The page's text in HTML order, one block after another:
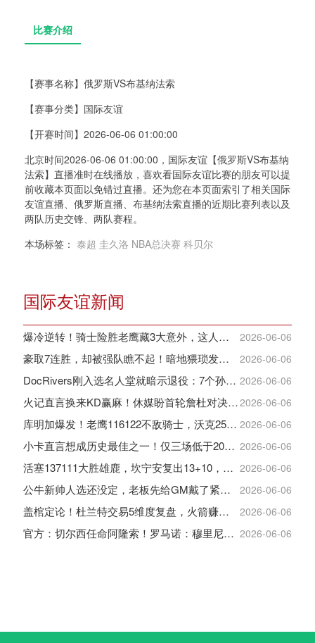
比赛介绍
【赛事名称】 俄罗斯VS布基纳法索
【赛事分类】 国际友谊
【开赛时间】 2026-06-06 01:00:00
北京时间2026-06-06 01:00:00，国际友谊【俄罗斯VS布基纳
法索】直播准时在线播放，喜欢看国际友谊比赛的朋友可以提
前收藏本页面以免错过直播。还为您在本页面索引了相关国际
友谊直播、俄罗斯直播、布基纳法索直播的近期比赛列表以及
两队历史交锋、两队赛程。
本场标签： 泰超 圭久洛 NBA总决赛 科贝尔
国际友谊新闻
爆冷逆转！骑士险胜老鹰藏3大意外，这人彻底沦为季后赛鸡肋 2026-06-06
豪取7连胜，却被强队瞧不起！暗地猥琐发育，雷霆卫冕的劲敌来了 2026-06-06
DocRivers刚入选名人堂就暗示退役：7个孙辈等不起了 2026-06-06
火记直言换来KD赢麻！休媒盼首轮詹杜对决：湖人内部生嫌隙利火箭2026-06-06
库明加爆发！老鹰116122不敌骑士，沃克25+4+2+2，约翰逊12+11+6 2026-06-06
小卡直言想成历史最佳之一！仅三场低于20+入巅峰保底最佳三阵 2026-06-06
活塞137111大胜雄鹿，坎宁安复出13+10，杜伦21分9板 2026-06-06
公牛新帅人选还没定，老板先给GM戴了紧箍咒 2026-06-06
盖棺定论！杜兰特交易5维度复盘，火箭赚大了，太阳只赢在未来 2026-06-06
官方：切尔西任命阿隆索！罗马诺：穆里尼奥对重返皇马感到激动！ 2026-06-06